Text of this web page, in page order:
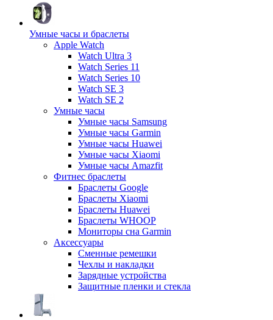
Умные часы и браслеты
Apple Watch
Watch Ultra 3
Watch Series 11
Watch Series 10
Watch SE 3
Watch SE 2
Умные часы
Умные часы Samsung
Умные часы Garmin
Умные часы Huawei
Умные часы Xiaomi
Умные часы Amazfit
Фитнес браслеты
Браслеты Google
Браслеты Xiaomi
Браслеты Huawei
Браслеты WHOOP
Мониторы сна Garmin
Аксессуары
Сменные ремешки
Чехлы и накладки
Зарядные устройства
Защитные пленки и стекла